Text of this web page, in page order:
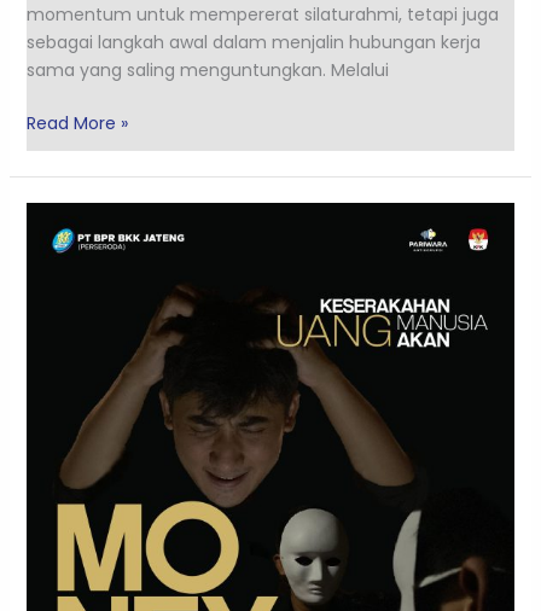
momentum untuk mempererat silaturahmi, tetapi juga
sebagai langkah awal dalam menjalin hubungan kerja
sama yang saling menguntungkan. Melalui
Read More »
BPR
Program
Pariwara
Korupsi
Tahun